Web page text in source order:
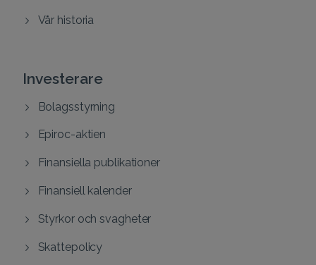
Vår historia
Investerare
Bolagsstyrning
Epiroc-aktien
Finansiella publikationer
Finansiell kalender
Styrkor och svagheter
Skattepolicy